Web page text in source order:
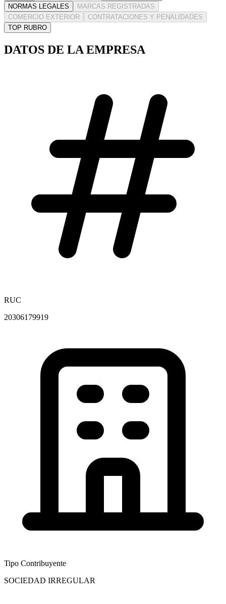
NORMAS LEGALES
MARCAS REGISTRADAS
COMERCIO EXTERIOR
CONTRATACIONES Y PENALIDADES
TOP RUBRO
DATOS DE LA EMPRESA
RUC
20306179919
Tipo Contribuyente
SOCIEDAD IRREGULAR